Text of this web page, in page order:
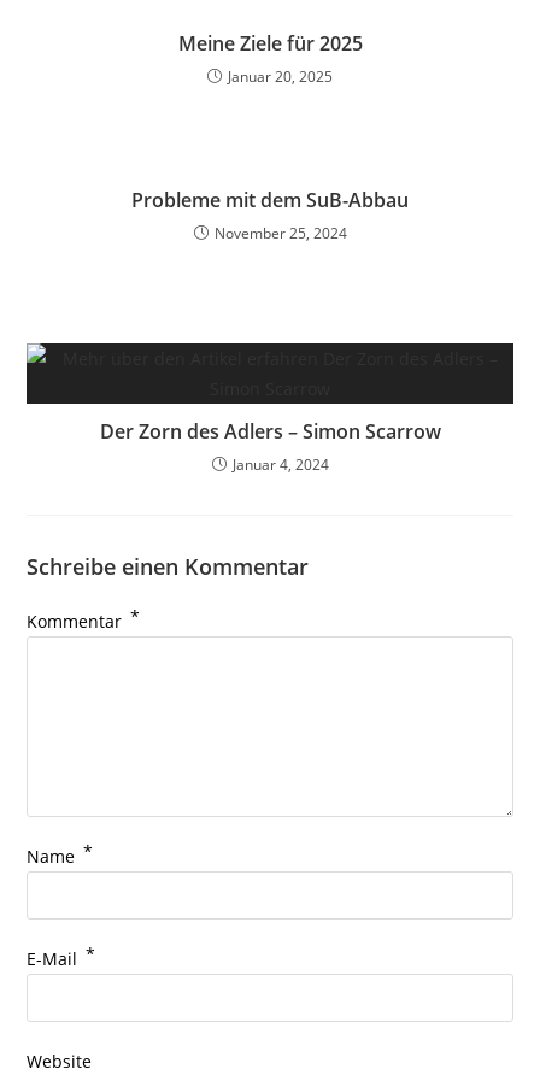
Meine Ziele für 2025
Januar 20, 2025
Probleme mit dem SuB-Abbau
November 25, 2024
Der Zorn des Adlers – Simon Scarrow
Januar 4, 2024
Schreibe einen Kommentar
Kommentar *
Name *
E-Mail *
Website